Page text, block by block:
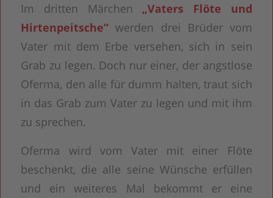
Im dritten Märchen „Vaters Flöte und
Hirtenpeitsche“ werden drei Brüder vom
Vater mit dem Erbe versehen, sich in sein
Grab zu legen. Doch nur einer, der angstlose
Oferma, den alle für dumm halten, traut sich
in das Grab zum Vater zu legen und mit ihm
zu sprechen.
Oferma wird vom Vater mit einer Flöte
beschenkt, die alle seine Wünsche erfüllen
und ein weiteres Mal bekommt er eine